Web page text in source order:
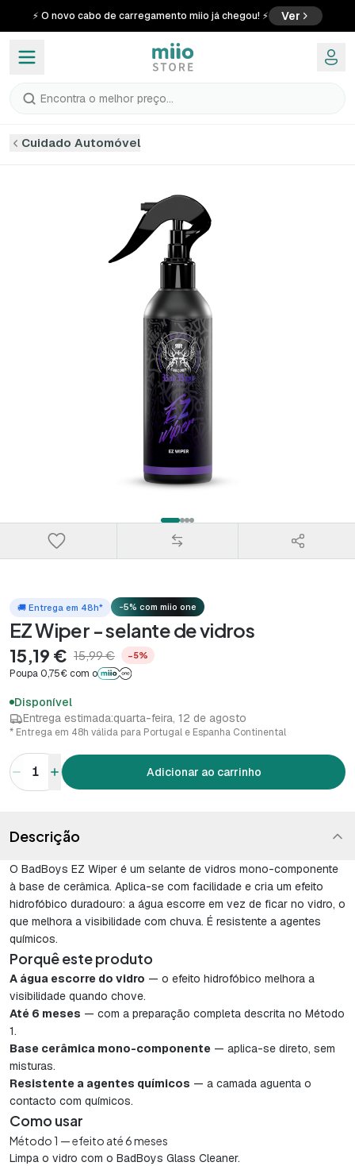
⚡ O novo cabo de carregamento miio já chegou! ⚡ Ver
Encontra o melhor preço...
Cuidado Automóvel
🚚 Entrega em 48h* -5% com miio one
EZ Wiper - selante de vidros
15,19 € 15,99 € −5%
Poupa 0,75€ com o
Disponível
Entrega estimada:quarta-feira, 12 de agosto
* Entrega em 48h válida para Portugal e Espanha Continental
1 Adicionar ao carrinho
Descrição
O BadBoys EZ Wiper é um selante de vidros mono-componente
à base de cerâmica. Aplica-se com facilidade e cria um efeito
hidrofóbico duradouro: a água escorre em vez de ficar no vidro, o
que melhora a visibilidade com chuva. É resistente a agentes
químicos.
Porquê este produto
A água escorre do vidro — o efeito hidrofóbico melhora a
visibilidade quando chove.
Até 6 meses — com a preparação completa descrita no Método
1.
Base cerâmica mono-componente — aplica-se direto, sem
misturas.
Resistente a agentes químicos — a camada aguenta o
contacto com químicos.
Como usar
Método 1 — efeito até 6 meses
Limpa o vidro com o BadBoys Glass Cleaner.